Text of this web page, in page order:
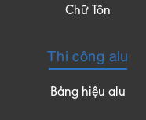
Chữ Tôn
Thi công alu
Bảng hiệu alu